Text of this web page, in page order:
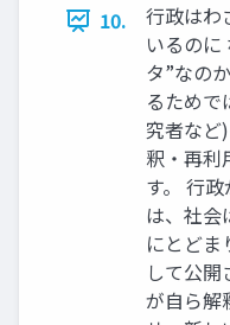
10.
行政はわ
いるのに
タ”なの
るためで
究者など
釈・再利
す。 行
は、社会
にとどま
して公
が自ら解